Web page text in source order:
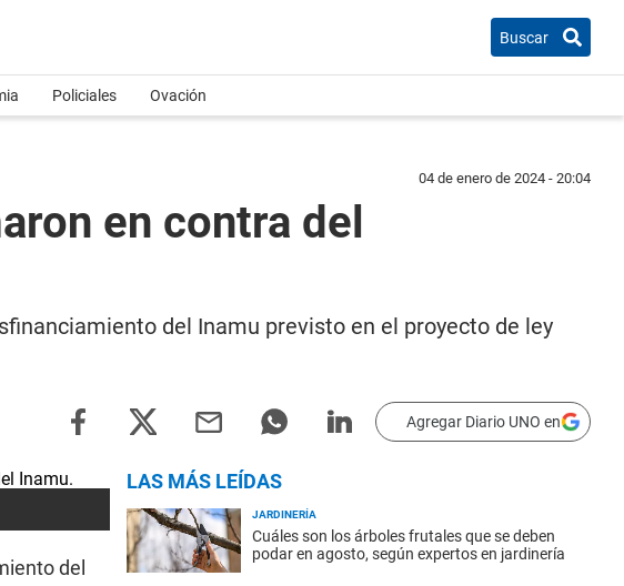
Buscar
Policiales Ovación
04 de enero de 2024 - 20:04
en contra del
del Inamu previsto en el proyecto de ley
Agregar Diario UNO en
del
LAS MÁS LEÍDAS
JARDINERÍA
Cuáles son los árboles frutales que se deben
podar en agosto, según expertos en jardinería